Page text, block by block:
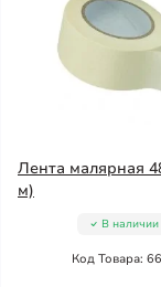
Лента малярная
м)
В наличии
Код Товара: